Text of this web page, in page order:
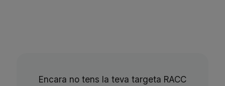
Encara no tens la teva targeta RACC